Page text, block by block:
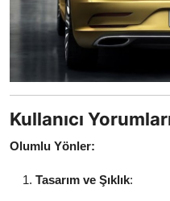
Kullanıcı
Olumlu Yönler:
Tasarım ve Şıklık: